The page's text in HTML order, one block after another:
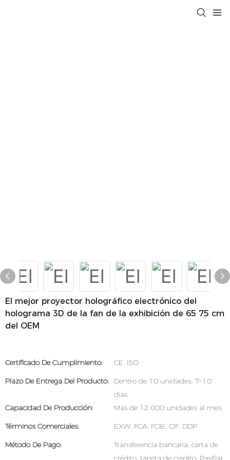
El mejor proyector holográfico electrónico del
holograma 3D de la fan de la exhibición de 65 75 cm
del OEM
Certificado De Cumplimiento:
CE, ISO
Plazo De Entrega Del Producto:
Dentro de 10 unidades: 7–10
días
Capacidad De Producción:
Más de 12.000 unidades al mes.
Términos Comerciales:
EXW, FCA, FOB, CIF, DDP
Método De Pago:
Transferencia bancaria, carta de
crédito, tarjeta de crédito, PayPal,